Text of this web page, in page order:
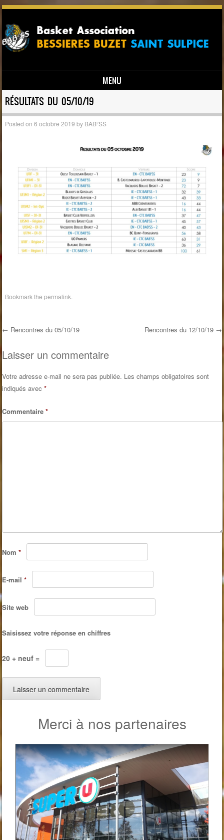
MENU
Skip to content
RÉSULTATS DU 05/10/19
Posted on6 octobre 2019 by BAB²SS
Bookmark thepermalink
Post navigation
← Rencontres du 05/10/19 Rencontres du 12/10/19 →
Laisser un commentaire
Votre adresse e-mail ne sera pas publiée. Les champs obligatoires sont
indiqués avec*
Commentaire*
Nom*
E-mail*
Site web
Saisissez votre réponse en chiffres
20 + neuf =
Merci à nos partenaires